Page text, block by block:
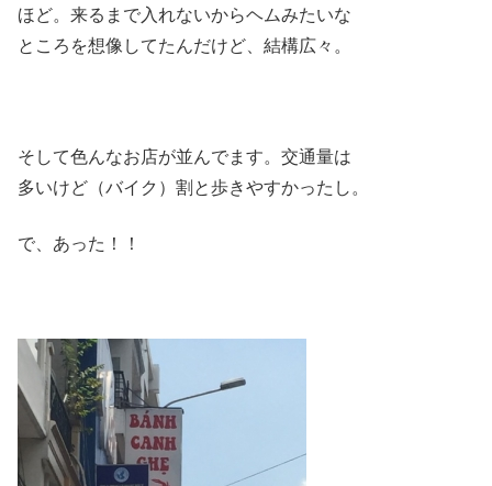
ほど。来るまで入れないからヘムみたいな
ところを想像してたんだけど、結構広々。
そして色んなお店が並んでます。交通量は
多いけど（バイク）割と歩きやすかったし。
で、あった！！